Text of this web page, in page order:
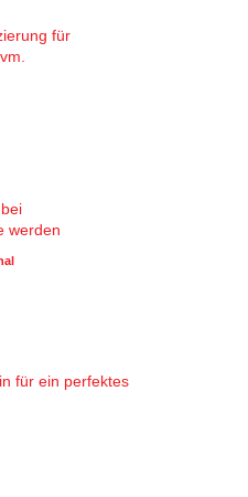
für
werden
für ein perfektes